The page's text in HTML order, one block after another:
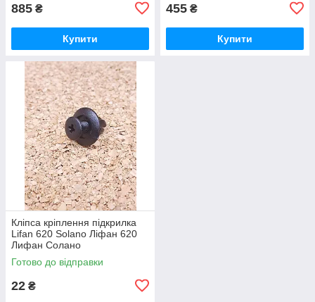
885 ₴
Купити
455 ₴
Купити
Кліпса кріплення підкрилка
Lifan 620 Solano Ліфан 620
Лифан Солано
Готово до відправки
22 ₴